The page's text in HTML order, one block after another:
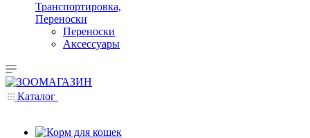
Транспортировка,
Переноски
Переноски
Аксессуары
Каталог